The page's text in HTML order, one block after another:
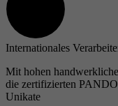
Internationales
Mit hohen
die zertifizierten
Unikate